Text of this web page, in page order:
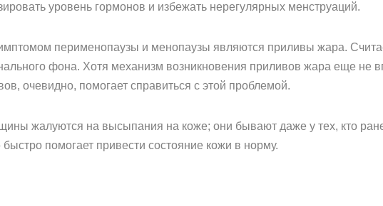
уровень гормонов и избежать нерегулярных менструаций.
перименопаузы и менопаузы являются приливы жара.
фона. Хотя механизм возникновения приливов жара еще не
очевидно, помогает справиться с этой проблемой.
жалуются на высыпания на коже; они бывают даже у тех, кто
помогает привести состояние кожи в норму.